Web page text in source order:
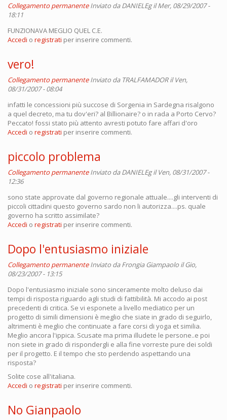
Collegamento permanente Inviato daDANIELEgil Mer, 08/29/2007 -
18:11
FUNZIONAVA MEGLIO QUEL C.E.
Accedi o registrati per inserire commenti.
vero!
Collegamento permanente Inviato da TRALFAMADORil Ven,
08/31/2007 - 08:04
infatti le concessioni più succose di Sorgenia in Sardegna risalgono
a quel decreto, ma tu dov'eri? al Billionaire? o in rada a Porto Cervo?
Peccato! fossi stato più attento avresti potuto fare affari d'oro
Accedi o registrati per inserire commenti.
piccolo problema
Collegamento permanente Inviato daDANIELEgil Ven, 08/31/2007 -
12:36
sono state approvate dal governo regionale attuale....gli interventi di
piccoli cittadini questo governo sardo non li autorizza....ps. quale
governo ha scritto assimilate?
Accedi o registrati per inserire commenti.
Dopo l'entusiasmo iniziale
Collegamento permanente Inviato daFrongia Giampaolo il Gio,
08/23/2007 - 13:15
Dopo l'entusiasmo iniziale sono sinceramente molto deluso dai
tempi di risposta riguardo agli studi di fattibilità. Mi accodo ai post
precedenti di critica. Se vi esponete a livello mediatico per un
progetto di simili dimensioni è meglio che siate in grado di seguirlo,
altrimenti è meglio che continuate a fare corsi di yoga et similia.
Meglio ancora l'ippica. Scusate ma prima illudete le persone..e poi
non siete in grado di rispondergli e alla fine vorreste pure dei soldi
per il progetto. E il tempo che sto perdendo aspettando una
risposta?
Solite cose all'italiana.
Accedi o registrati per inserire commenti.
No Gianpaolo